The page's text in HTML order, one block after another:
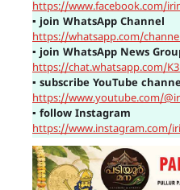
https://www.facebook.com/
▪join WhatsApp Channel
https://whatsapp.com/
▪join WhatsApp News
https://chat.whatsapp.com/
▪ subscribe YouTube
https://www.youtube.com/
▪ follow Instagram
https://www.instagram.com/